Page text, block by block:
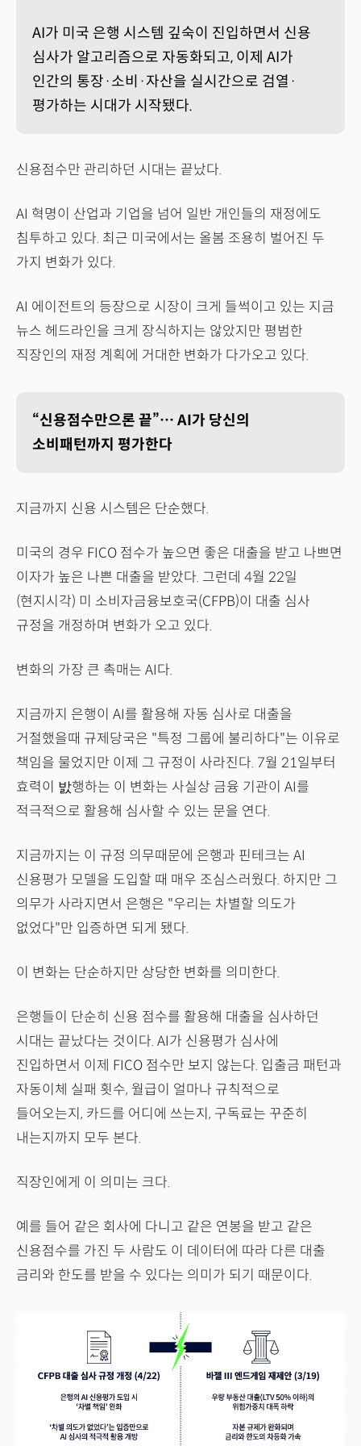
AI가 미국 은행 시스템 깊숙이 진입하면서 신용
심사가 알고리즘으로 자동화되고, 이제 AI가
인간의 통장·소비·자산을 실시간으로 검열·
평가하는 시대가 시작됐다.
신용점수만 관리하던 시대는 끝났다.
AI 혁명이 산업과 기업을 넘어 일반 개인들의 재정에도
침투하고 있다. 최근 미국에서는 올봄 조용히 벌어진 두
가지 변화가 있다.
AI 에이전트의 등장으로 시장이 크게 들썩이고 있는 지금
뉴스 헤드라인을 크게 장식하지는 않았지만 평범한
직장인의 재정 계획에 거대한 변화가 다가오고 있다.
“신용점수만으론 끝”… AI가 당신의
소비패턴까지 평가한다
지금까지 신용 시스템은 단순했다.
미국의 경우 FICO 점수가 높으면 좋은 대출을 받고 나쁘면
이자가 높은 나쁜 대출을 받았다. 그런데 4월 22일
(현지시각) 미 소비자금융보호국(CFPB)이 대출 심사
규정을 개정하며 변화가 오고 있다.
변화의 가장 큰 촉매는 AI다.
지금까지 은행이 AI를 활용해 자동 심사로 대출을
거절했을때 규제당국은 "특정 그룹에 불리하다"는 이유로
책임을 물었지만 이제 그 규정이 사라진다. 7월 21일부터
효력이 밠행하는 이 변화는 사실상 금융 기관이 AI를
적극적으로 활용해 심사할 수 있는 문을 연다.
지금까지는 이 규정 의무때문에 은행과 핀테크는 AI
신용평가 모델을 도입할 때 매우 조심스러웠다. 하지만 그
의무가 사라지면서 은행은 "우리는 차별할 의도가
없었다"만 입증하면 되게 됐다.
이 변화는 단순하지만 상당한 변화를 의미한다.
은행들이 단순히 신용 점수를 활용해 대출을 심사하던
시대는 끝났다는 것이다. AI가 신용평가 심사에
진입하면서 이제 FICO 점수만 보지 않는다. 입출금 패턴과
자동이체 실패 횟수, 월급이 얼마나 규칙적으로
들어오는지, 카드를 어디에 쓰는지, 구독료는 꾸준히
내는지까지 모두 본다.
직장인에게 이 의미는 크다.
예를 들어 같은 회사에 다니고 같은 연봉을 받고 같은
신용점수를 가진 두 사람도 이 데이터에 따라 다른 대출
금리와 한도를 받을 수 있다는 의미가 되기 때문이다.